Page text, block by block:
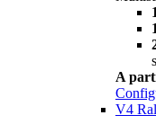
A
V4